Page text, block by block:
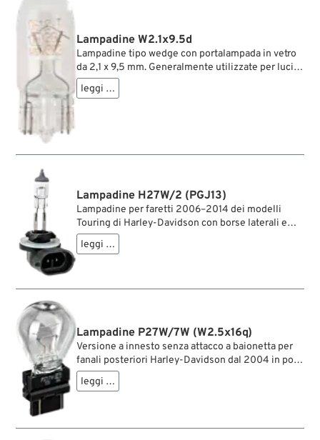
Lampadine W2.1x9.5d
Lampadine tipo wedge con portalampada in vetro
da 2,1 x 9,5 mm. Generalmente utilizzate per luci
di posizione o indicatori a bassa potenza.
leggi …
Lampadine H27W/2 (PGJ13)
Lampadine per faretti 2006–2014 dei modelli
Touring di Harley-Davidson con borse laterali e
Softail come FLSTC e FLSTN.
leggi …
Lampadine P27W/7W (W2.5x16q)
Versione a innesto senza attacco a baionetta per
fanali posteriori Harley-Davidson dal 2004 in poi.
Tipo US 3157, 27 W per la luce freno, 7 W per la luce
di posizione, 12 V, Base W2.5x16q a innesto,
leggi …